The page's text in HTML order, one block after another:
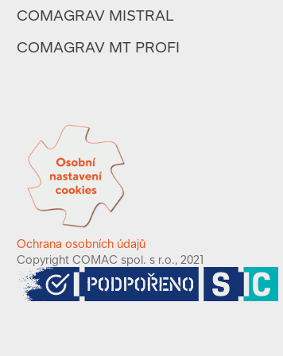
COMAGRAV MISTRAL
COMAGRAV MT PROFI
Ochrana osobních údajů
Copyright COMAC spol. s r.o., 2021